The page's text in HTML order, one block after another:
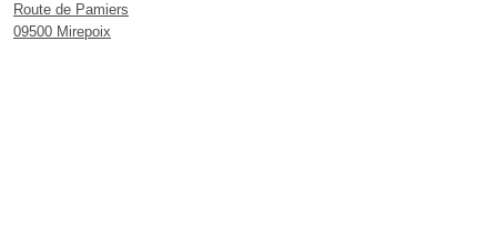
Route de Pamiers
09500 Mirepoix